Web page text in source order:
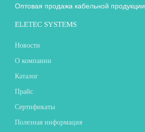
Оптовая продажа кабельной продукции
ELETEC SYSTEMS
Новости
О компании
Каталог
Прайс
Сертификаты
Полезная информация